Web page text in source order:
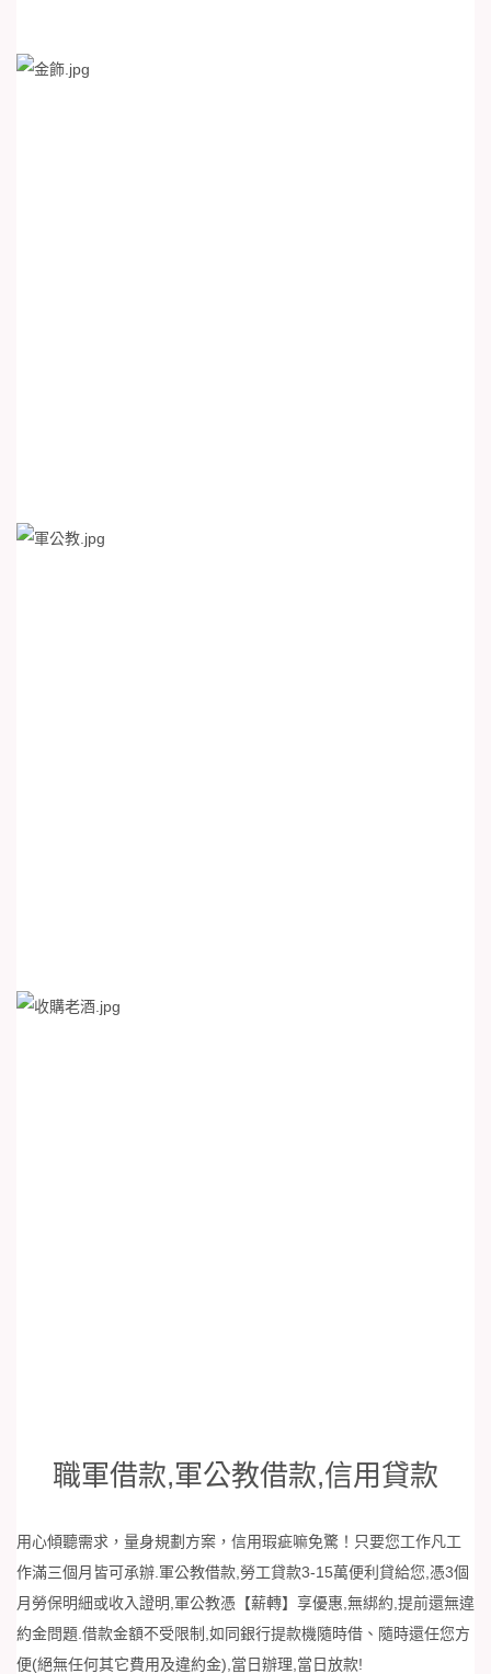
職軍借款,軍公教借款,信用貸款
用心傾聽需求，量身規劃方案，信用瑕疵嘛免驚！只要您工作凡工
作滿三個月皆可承辦.軍公教借款,勞工貸款3-15萬便利貸給您,憑3個
月勞保明細或收入證明,軍公教憑【薪轉】享優惠,無綁約,提前還無違
約金問題.借款金額不受限制,如同銀行提款機隨時借、隨時還任您方
便(絕無任何其它費用及違約金),當日辦理,當日放款!